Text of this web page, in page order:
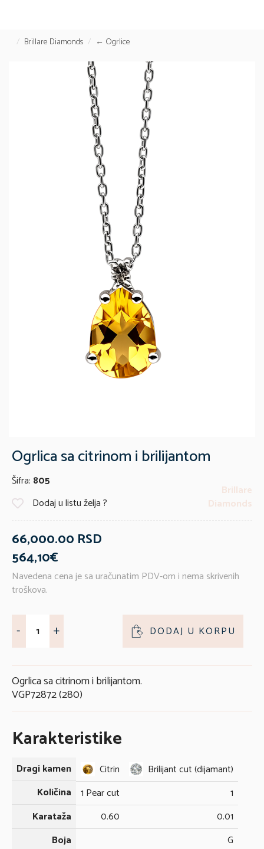
Brillare Diamonds ← Ogrlice
Ogrlica sa citrinom i brilijantom
Šifra: 805
Dodaj u listu želja ?
Brillare
Diamonds
66,000.00 RSD
564,10€
Navedena cena je sa uračunatim PDV-om i nema skrivenih
troškova.
- + DODAJ U KORPU
Ogrlica sa citrinom i brilijantom.
VGP72872 (280)
Karakteristike
Dragi kamen
Količina
Karataža
Boja
Citrin
1 Pear cut
0.60
Brilijant cut (dijamant)
1
0.01
G